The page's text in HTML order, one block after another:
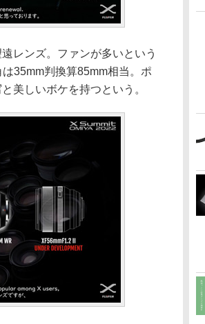
レンズ。ファンが多いという
35mm判換算85mm相当。ポ
美しいボケを持つという。